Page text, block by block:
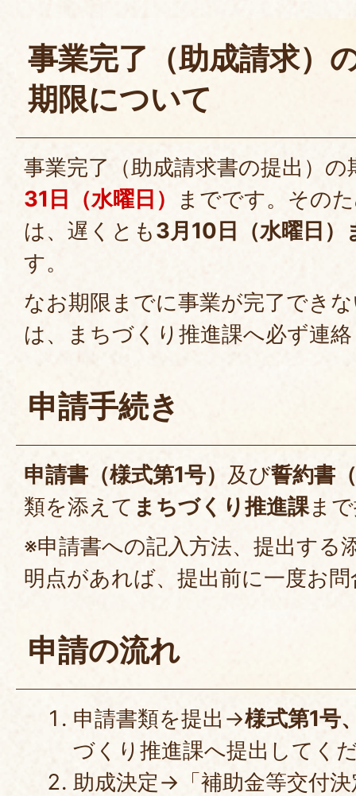
事業完了（助成請求）
期限について
事業完了（助成請求書の提出）の
31日（水曜日）
までです。その
は、遅くとも3月10日（水曜日）
す。
なお期限までに事業が完了でき
は、まちづくり推進課へ必ず連
申請手続き
申請書（様式第1号） 及び誓約書
類を添えて まちづくり推進課ま
※申請書への記入方法、提出する
明点があれば、提出前に一度お
申請の流れ
申請書類を提出→様式第1号
づくり推進課へ提出してく
助成決定→「補助金等交付